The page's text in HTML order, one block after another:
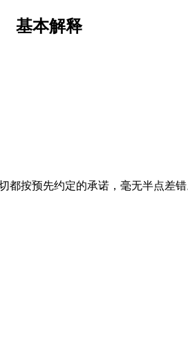
基本解释
都按预先约定的承诺，毫无半点差错